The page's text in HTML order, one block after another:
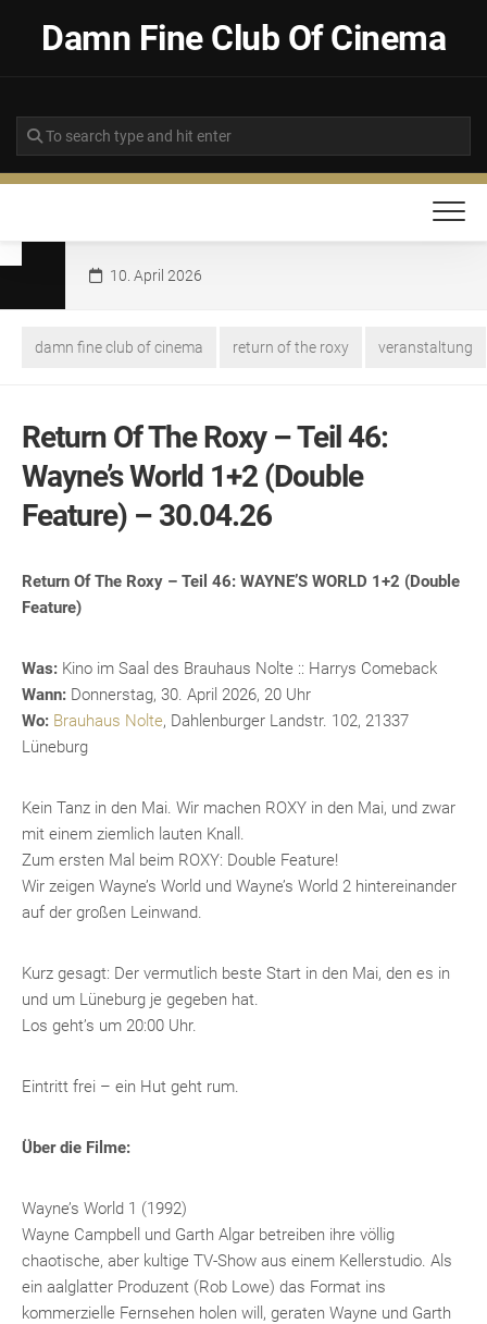
Damn Fine Club Of Cinema
10. April 2026
damn fine club of cinema return of the roxy veranstaltung
Return Of The Roxy – Teil 46:
Wayne’s World 1+2 (Double
Feature) – 30.04.26
Return Of The Roxy – Teil 46: WAYNE’S WORLD 1+2 (Double
Feature)
Was: Kino im Saal des Brauhaus Nolte :: Harrys Comeback
Wann: Donnerstag, 30. April 2026, 20 Uhr
Wo: Brauhaus Nolte, Dahlenburger Landstr. 102, 21337
Lüneburg
Kein Tanz in den Mai. Wir machen ROXY in den Mai, und zwar
mit einem ziemlich lauten Knall.
Zum ersten Mal beim ROXY: Double Feature!
Wir zeigen Wayne’s World und Wayne’s World 2 hintereinander
auf der großen Leinwand.
Kurz gesagt: Der vermutlich beste Start in den Mai, den es in
und um Lüneburg je gegeben hat.
Los geht’s um 20:00 Uhr.
Eintritt frei – ein Hut geht rum.
Über die Filme:
Wayne’s World 1 (1992)
Wayne Campbell und Garth Algar betreiben ihre völlig
chaotische, aber kultige TV-Show aus einem Kellerstudio. Als
ein aalglatter Produzent (Rob Lowe) das Format ins
kommerzielle Fernsehen holen will, geraten Wayne und Garth